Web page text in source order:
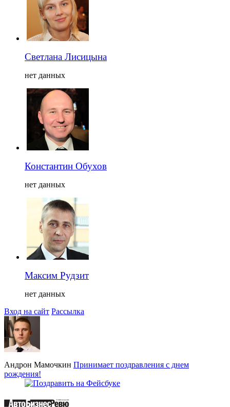
Светлана Лисицына
нет данных
Константин Обухов
нет данных
Максим Рудзит
нет данных
Вход на сайт Рассылка
Андрон Мамочкин Принимает поздравления с днем
рождения!